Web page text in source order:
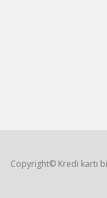
Copyright© Kredi kartı